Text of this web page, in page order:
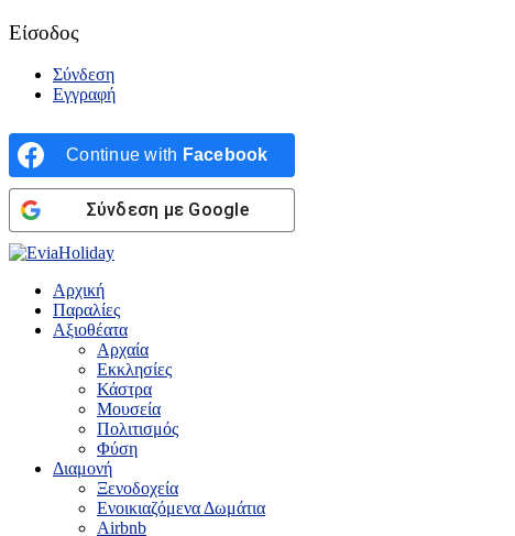
Είσοδος
Σύνδεση
Εγγραφή
Continue with Facebook
Σύνδεση με Google
Αρχική
Παραλίες
Αξιοθέατα
Αρχαία
Εκκλησίες
Κάστρα
Μουσεία
Πολιτισμός
Φύση
Διαμονή
Ξενοδοχεία
Ενοικιαζόμενα Δωμάτια
Airbnb